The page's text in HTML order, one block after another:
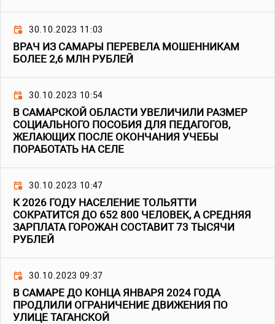
30.10.2023 11:03
ВРАЧ ИЗ САМАРЫ ПЕРЕВЕЛА МОШЕННИКАМ
БОЛЕЕ 2,6 МЛН РУБЛЕЙ
30.10.2023 10:54
В САМАРСКОЙ ОБЛАСТИ УВЕЛИЧИЛИ РАЗМЕР
СОЦИАЛЬНОГО ПОСОБИЯ ДЛЯ ПЕДАГОГОВ,
ЖЕЛАЮЩИХ ПОСЛЕ ОКОНЧАНИЯ УЧЕБЫ
ПОРАБОТАТЬ НА СЕЛЕ
30.10.2023 10:47
К 2026 ГОДУ НАСЕЛЕНИЕ ТОЛЬЯТТИ
СОКРАТИТСЯ ДО 652 800 ЧЕЛОВЕК, А СРЕДНЯЯ
ЗАРПЛАТА ГОРОЖАН СОСТАВИТ 73 ТЫСЯЧИ
РУБЛЕЙ
30.10.2023 09:37
В САМАРЕ ДО КОНЦА ЯНВАРЯ 2024 ГОДА
ПРОДЛИЛИ ОГРАНИЧЕНИЕ ДВИЖЕНИЯ ПО
УЛИЦЕ ТАГАНСКОЙ